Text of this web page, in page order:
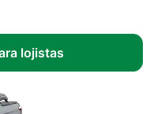
lojistas